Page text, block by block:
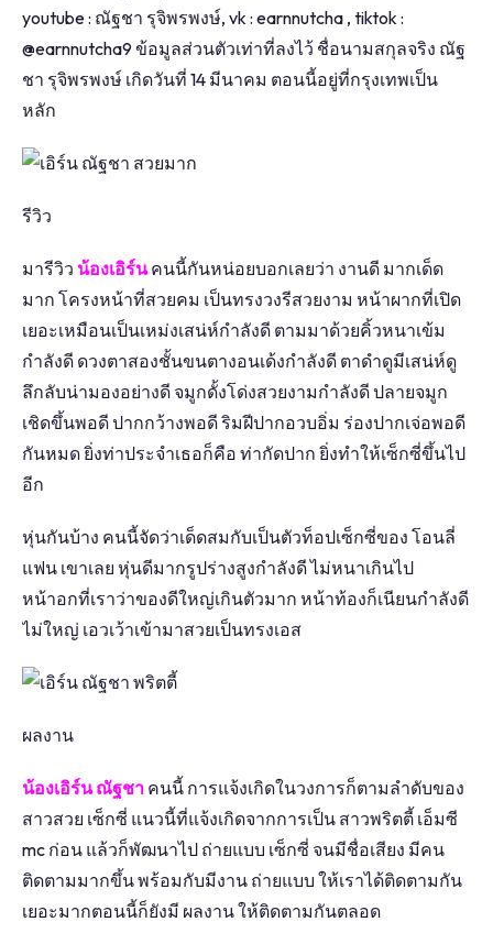
youtube : ณัฐชา รุจิพรพงษ์, vk : earnnutcha , tiktok :
@earnnutcha9 ข้อมูลส่วนตัวเท่าที่ลงไว้ ชื่อนามสกุลจริง ณัฐ
ชา รุจิพรพงษ์ เกิดวันที่ 14 มีนาคม ตอนนี้อยู่ที่กรุงเทพเป็น
หลัก
รีวิว
มารีวิว น้องเอิร์นคนนี้กันหน่อยบอกเลยว่า งานดี มากเด็ด
มาก โครงหน้าที่สวยคม เป็นทรงวงรีสวยงาม หน้าผากที่เปิด
เยอะเหมือนเป็นเหม่งเสน่ห์กำลังดี ตามมาด้วยคิ้วหนาเข้ม
กำลังดี ดวงตาสองชั้นขนตางอนเด้งกำลังดี ตาดำดูมีเสน่ห์ดู
ลึกลับน่ามองอย่างดี จมูกดั้งโด่งสวยงามกำลังดี ปลายจมูก
เชิดขึ้นพอดี ปากกว้างพอดี ริมฝีปากอวบอิ่ม ร่องปากเจ่อพอดี
กันหมด ยิ่งท่าประจำเธอก็คือ ท่ากัดปาก ยิ่งทำให้เซ็กซี่ขึ้นไป
อีก
หุ่นกันบ้าง คนนี้จัดว่าเด็ดสมกับเป็นตัวท็อปเซ็กซี่ของ โอนลี่
แฟน เขาเลย หุ่นดีมากรูปร่างสูงกำลังดี ไม่หนาเกินไป
หน้าอกที่เราว่าของดีใหญ่เกินตัวมาก หน้าท้องก็เนียนกำลังดี
ไม่ใหญ่ เอวเว้าเข้ามาสวยเป็นทรงเอส
ผลงาน
น้องเอิร์น ณัฐชา คนนี้ การแจ้งเกิดในวงการก็ตามลำดับของ
สาวสวย เซ็กซี่ แนวนี้ที่แจ้งเกิดจากการเป็น สาวพริตตี้ เอ็มซี
mc ก่อน แล้วก็พัฒนาไป ถ่ายแบบ เซ็กซี่ จนมีชื่อเสียง มีคน
ติดตามมากขึ้น พร้อมกับมีงาน ถ่ายแบบ ให้เราได้ติดตามกัน
เยอะมากตอนนี้ก็ยังมี ผลงาน ให้ติดตามกันตลอด